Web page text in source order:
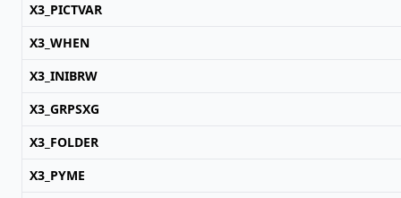
X3_PICTVAR
X3_WHEN
X3_INIBRW
X3_GRPSXG
X3_FOLDER
X3_PYME